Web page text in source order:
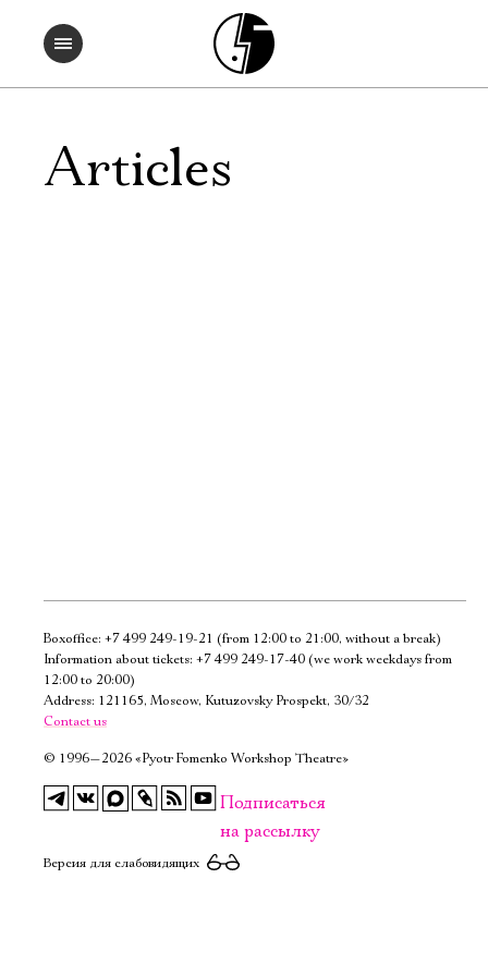
Articles
Boxoffice: +7 499 249-19-21 (from 12:00 to 21:00, without a break)
Information about tickets: +7 499 249-17-40 (we work weekdays from
12:00 to 20:00)
Address: 121165, Moscow, Kutuzovsky Prospekt, 30/32
Contact us
© 1996—2026 «Pyotr Fomenko Workshop Theatre»
Подписаться
на рассылку
Версия для слабовидящих
Электропочта
Ознакомиться